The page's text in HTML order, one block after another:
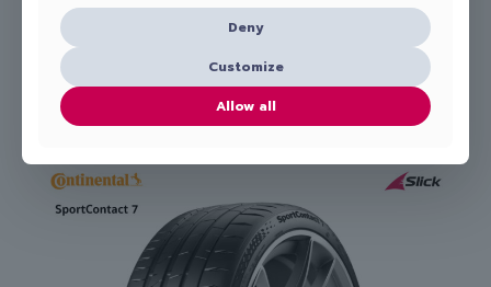
สะดวก ปลอดภัย และคุ้มค่า เลือก Slick บริการเปลี่ยนยางถึงที่ รับรอง
ไม่ผิดหวังแน่นอน!
Slick
ยางที่เกี่ยวข้อง
Deny
Customize
Allow all